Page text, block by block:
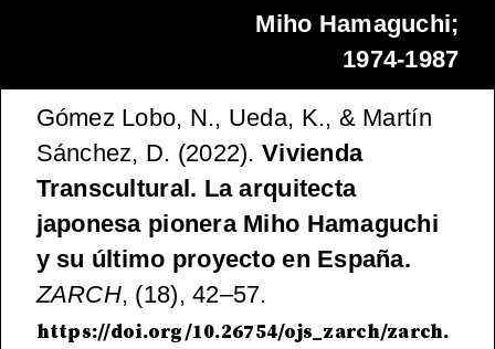
Miho Hamaguchi;
1974-1987
Gómez Lobo, N., Ueda, K., & Martín
Sánchez, D. (2022). Vivienda
Transcultural. La arquitecta
japonesa pionera Miho Hamaguchi
y su último proyecto en España.
ZARCH, (18), 42–57.
https://doi.org/10.26754/ojs_zarch/zarch.